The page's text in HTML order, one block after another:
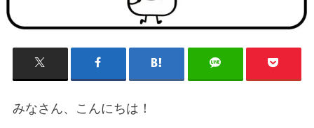
みなさん、こんにちは！